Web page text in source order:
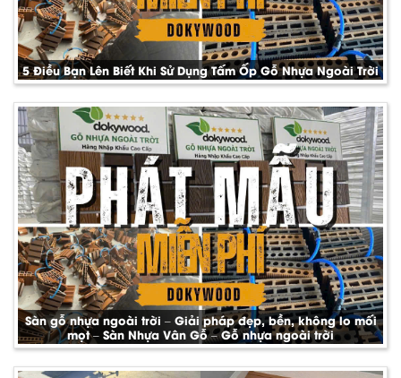
5 Điều Bạn Lên Biết Khi Sử Dụng Tấm Ốp Gỗ Nhựa Ngoài Trời
Sàn gỗ nhựa ngoài trời – Giải pháp đẹp, bền, không lo mối
mọt – Sàn Nhựa Vân Gỗ – Gỗ nhựa ngoài trời